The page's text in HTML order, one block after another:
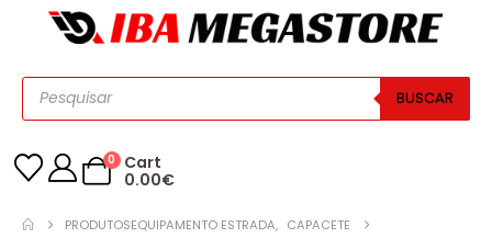
BUSCAR
0
Cart
0.00€
PRODUTOSEQUIPAMENTO ESTRADA, CAPACETE